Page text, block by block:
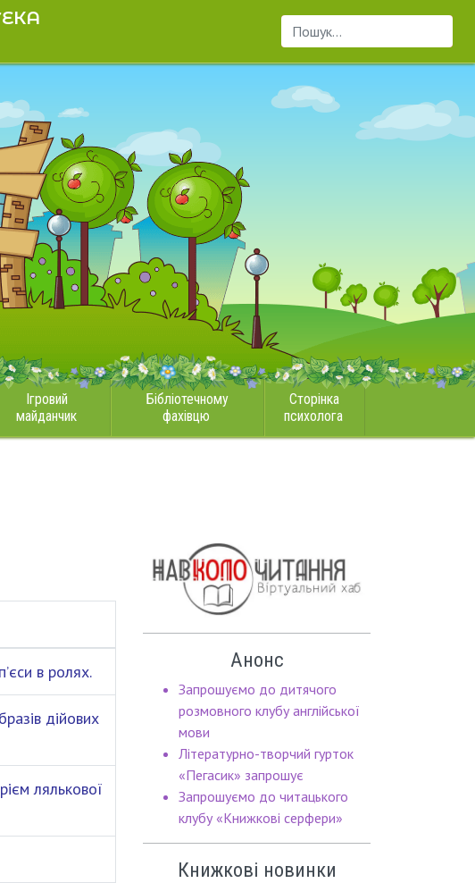
Пошук...
Ігровий
майданчик
Бібліотечному
фахівцю
Сторінка
психолога
в ролях.
дійових
лялькової
Анонс
Запрошуємо до дитячого
розмовного клубу англійської
мови
Літературно-творчий гурток
«Пегасик» запрошує
Запрошуємо до читацького
клубу «Книжкові серфери»
Книжкові новинки